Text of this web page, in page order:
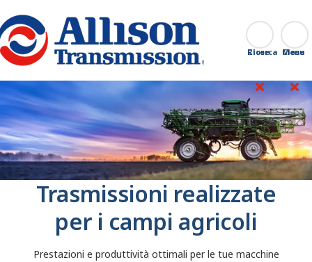
Go Home Ricerca
Close
Trasmissioni realizzate
per i campi agricoli
Prestazioni e produttività ottimali per le tue macchine